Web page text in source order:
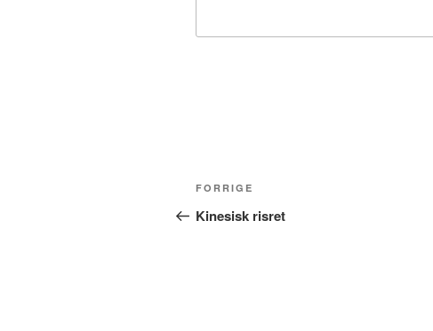
Indlægsnavigation
Forrige
indlæg
FORRIGE
Kinesisk risret